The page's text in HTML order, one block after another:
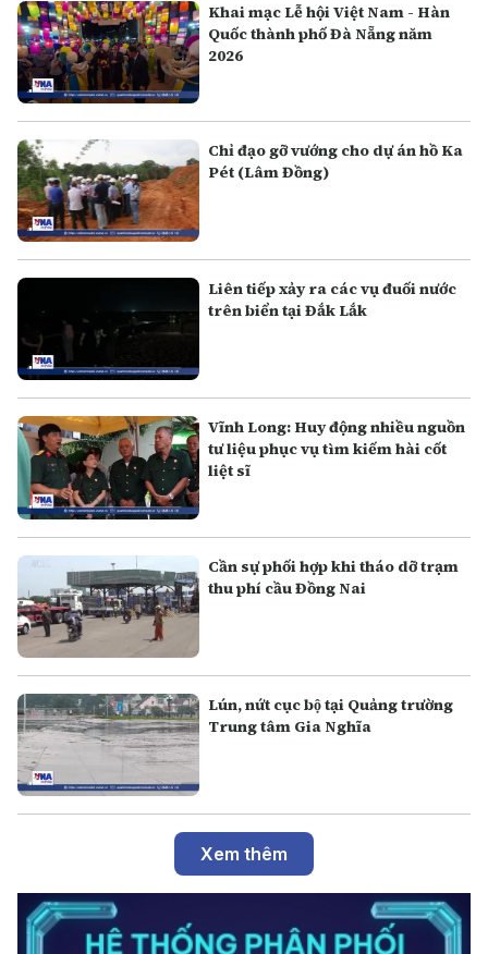
Khai mạc Lễ hội Việt Nam - Hàn
Quốc thành phố Đà Nẵng năm
2026
Chỉ đạo gỡ vướng cho dự án hồ Ka
Pét (Lâm Đồng)
Liên tiếp xảy ra các vụ đuối nước
trên biển tại Đắk Lắk
Vĩnh Long: Huy động nhiều nguồn
tư liệu phục vụ tìm kiếm hài cốt
liệt sĩ
Cần sự phối hợp khi tháo dỡ trạm
thu phí cầu Đồng Nai
Lún, nứt cục bộ tại Quảng trường
Trung tâm Gia Nghĩa
Xem thêm